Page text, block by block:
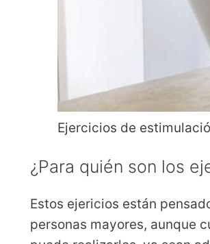
Ejercicios de
¿Para quién son los
Estos ejericios están
personas mayores, aunque